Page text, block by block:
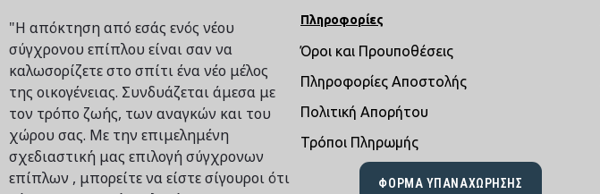
"Η απόκτηση από εσάς ενός νέου
σύγχρονου επίπλου είναι σαν να
καλωσορίζετε στο σπίτι ένα νέο μέλος
της οικογένειας. Συνδυάζεται άμεσα με
τον τρόπο ζωής, των αναγκών και του
χώρου σας. Με την επιμελημένη
σχεδιαστική μας επιλογή σύγχρονων
επίπλων , μπορείτε να είστε σίγουροι ότι
Πληροφορίες
Όροι και Προυποθέσεις
Πληροφορίες Αποστολής
Πολιτική Απορήτου
Τρόποι Πληρωμής
ΦΌΡΜΑ ΥΠΑΝΑΧΏΡΗΣΗΣ